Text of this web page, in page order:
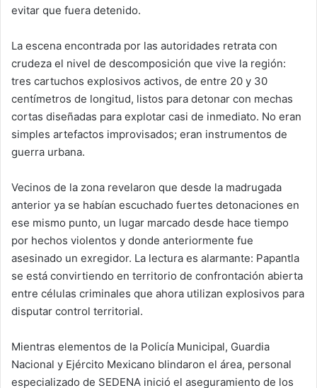
evitar que fuera detenido.
La escena encontrada por las autoridades retrata con
crudeza el nivel de descomposición que vive la región:
tres cartuchos explosivos activos, de entre 20 y 30
centímetros de longitud, listos para detonar con mechas
cortas diseñadas para explotar casi de inmediato. No eran
simples artefactos improvisados; eran instrumentos de
guerra urbana.
Vecinos de la zona revelaron que desde la madrugada
anterior ya se habían escuchado fuertes detonaciones en
ese mismo punto, un lugar marcado desde hace tiempo
por hechos violentos y donde anteriormente fue
asesinado un exregidor. La lectura es alarmante: Papantla
se está convirtiendo en territorio de confrontación abierta
entre células criminales que ahora utilizan explosivos para
disputar control territorial.
Mientras elementos de la Policía Municipal, Guardia
Nacional y Ejército Mexicano blindaron el área, personal
especializado de SEDENA inició el aseguramiento de los